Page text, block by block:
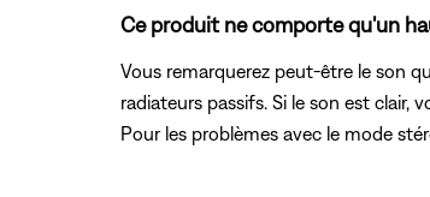
Ce produit ne comporte qu'un
Vous remarquerez peut-être le son
radiateurs passifs. Si le son est
Pour les problèmes avec le mode